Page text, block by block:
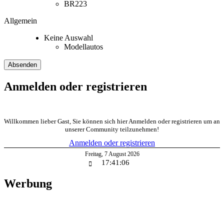
BR223
Allgemein
Keine Auswahl
Modellautos
Anmelden oder registrieren
Willkommen lieber Gast, Sie können sich hier Anmelden oder registrieren um an
unserer Community teilzunehmen!
Anmelden oder registrieren
Freitag, 7August 2026
17:41:07
Werbung